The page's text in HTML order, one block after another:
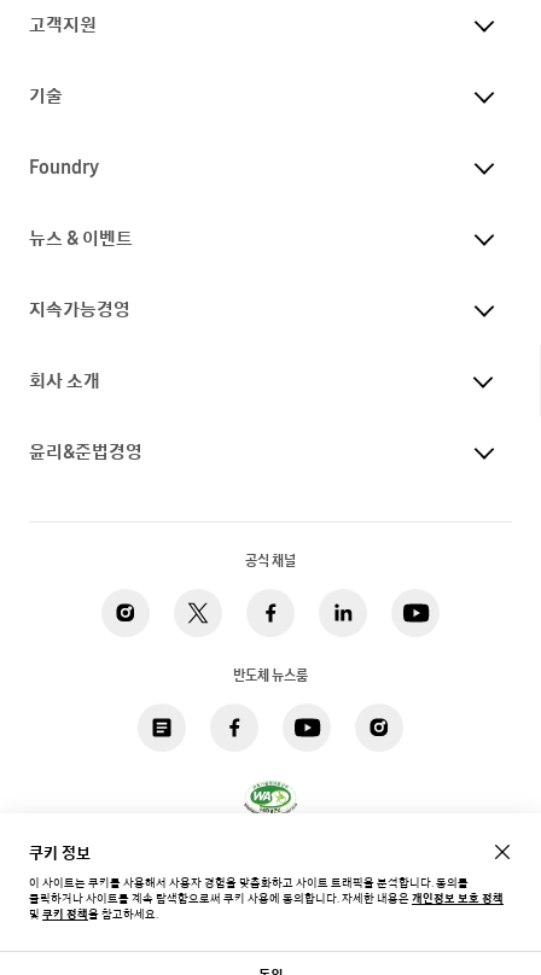
다음 아티클
고객지원
기술
Foundry
뉴스 & 이벤트
지속가능경영
회사 소개
윤리&준법경영
공식 채널
반도체 뉴스룸
한국 / 한국어
쿠키 정보
이 사이트는 쿠키를 사용해서 사용자 경험을 맞춤화하고 사이트 트래픽을 분석합니다. 동의를
클릭하거나 사이트를 계속 탐색함으로써 쿠키 사용에 동의합니다.자세한 내용은개인정보 보호 정책
및 쿠키 정책을 참고하세요.